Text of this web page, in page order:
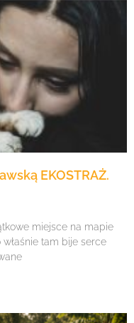
EKOSTRAŻ.
miejsce na mapie
właśnie tam bije serce